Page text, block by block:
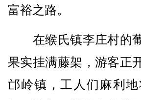
富裕之路。
在缑氏镇李庄村的葡
果实挂满藤架，游客正
邙岭镇，工人们麻利